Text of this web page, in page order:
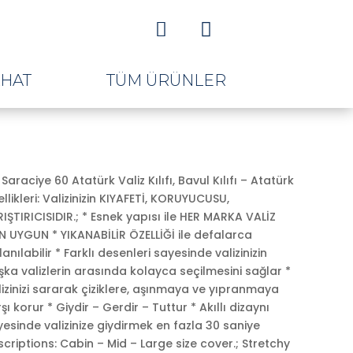
 
TÜM ÜRÜNLER
60 Atatürk Valiz Kılıfı, Bavul Kılıfı – Atatürk
Valizinizin KIYAFETİ, KORUYUCUSU,
* Esnek yapısı ile HER MARKA VALİZ
UYGUN * YIKANABİLİR ÖZELLİĞİ ile defalarca
* Farklı desenleri sayesinde valizinizin
valizlerin arasında kolayca seçilmesini sağlar *
sararak çiziklere, aşınmaya ve yıpranmaya
korur * Giydir – Gerdir – Tuttur * Akıllı dizaynı
valizinize giydirmek en fazla 30 saniye
Cabin – Mid – Large size cover.; Stretchy